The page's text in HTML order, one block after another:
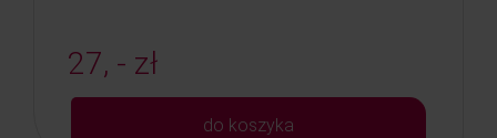
27, - zł
do koszyka